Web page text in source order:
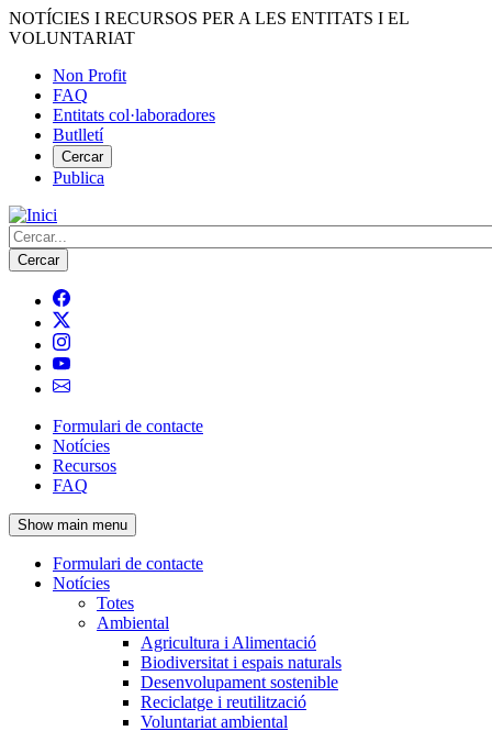
Vés
al
NOTÍCIES I RECURSOS PER A LES ENTITATS I EL
VOLUNTARIAT
Menú
del
compte
d'usuari
Non Profit
FAQ
Entitats col·laboradores
Butlletí
Cercar
Publica
Cerca
Navegació
principal
de
l'encapçalament
Formulari de contacte
Notícies
Recursos
FAQ
Show main menu
Navegació
principal
Formulari de contacte
Notícies
Totes
Ambiental
Agricultura i Alimentació
Biodiversitat i espais naturals
Desenvolupament sostenible
Reciclatge i reutilització
Voluntariat ambiental